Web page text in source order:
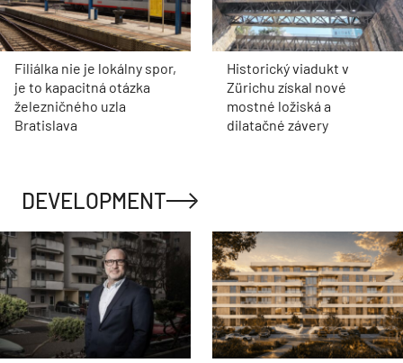
Filiálka nie je lokálny spor,
je to kapacitná otázka
železničného uzla
Bratislava
Historický viadukt v
Zürichu získal nové
mostné ložiská a
dilatačné závery
DEVELOPMENT